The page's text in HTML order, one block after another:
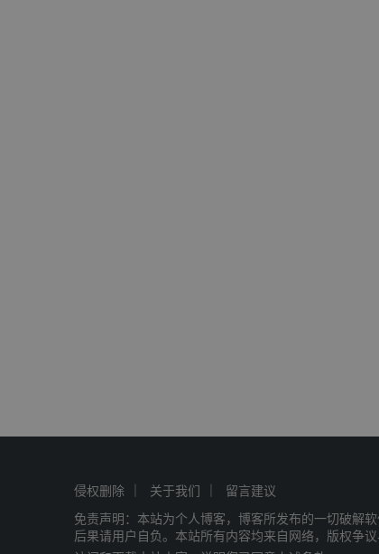
侵权删除 关于我们
留言建议
免责声明：本站为个人博客，博客所发布的一切破解
后果请用户自负。本站所有内容均来自网络，版权争